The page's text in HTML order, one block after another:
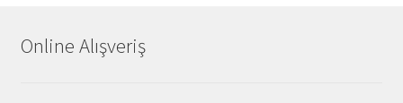
Online Alışveriş